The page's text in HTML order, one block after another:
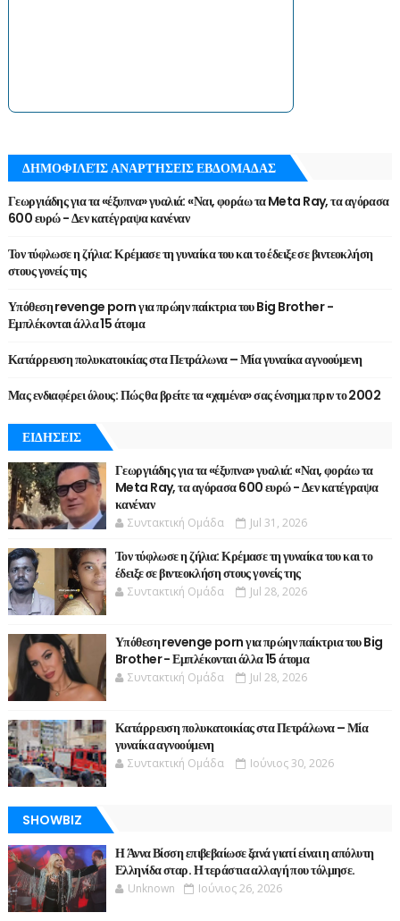
ΔΗΜΟΦΙΛΕΊΣ ΑΝΑΡΤΉΣΕΙΣ ΕΒΔΟΜΑΔΑΣ
Γεωργιάδης για τα «έξυπνα» γυαλιά: «Ναι, φοράω τα Meta Ray, τα αγόρασα
600 ευρώ - Δεν κατέγραψα κανέναν
Τον τύφλωσε η ζήλια: Κρέμασε τη γυναίκα του και το έδειξε σε βιντεοκλήση
στους γονείς της
Υπόθεση revenge porn για πρώην παίκτρια του Big Brother -
Εμπλέκονται άλλα 15 άτομα
Κατάρρευση πολυκατοικίας στα Πετράλωνα – Μία γυναίκα αγνοούμενη
Μας ενδιαφέρει όλους: Πώς θα βρείτε τα «χαμένα» σας ένσημα πριν το 2002
ΕΙΔΗΣΕΙΣ
Γεωργιάδης για τα «έξυπνα» γυαλιά: «Ναι, φοράω τα
Meta Ray, τα αγόρασα 600 ευρώ - Δεν κατέγραψα
κανέναν
Συντακτική Ομάδα Jul 31, 2026
Τον τύφλωσε η ζήλια: Κρέμασε τη γυναίκα του και το
έδειξε σε βιντεοκλήση στους γονείς της
Συντακτική Ομάδα Jul 28, 2026
Υπόθεση revenge porn για πρώην παίκτρια του Big
Brother - Εμπλέκονται άλλα 15 άτομα
Συντακτική Ομάδα Jul 28, 2026
Κατάρρευση πολυκατοικίας στα Πετράλωνα – Μία
γυναίκα αγνοούμενη
Συντακτική Ομάδα Ιούνιος 30, 2026
SHOWBIZ
Η Άννα Βίσση επιβεβαίωσε ξανά γιατί είναι η απόλυτη
Ελληνίδα σταρ. Η τεράστια αλλαγή που τόλμησε.
Unknown Ιούνιος 26, 2026